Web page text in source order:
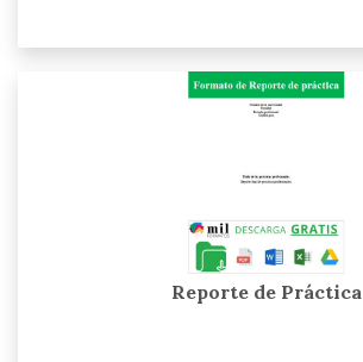
Reporte de Práctica